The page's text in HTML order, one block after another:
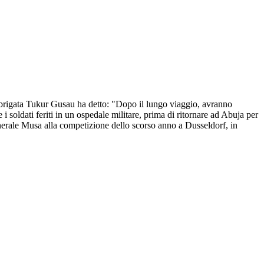
Tukur Gusau ha detto: "Dopo il lungo viaggio, avranno
soldati feriti in un ospedale militare, prima di ritornare ad Abuja per
Musa alla competizione dello scorso anno a Dusseldorf, in